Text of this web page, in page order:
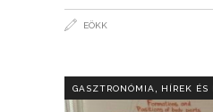
EÖKK
GASZTRONÓMIA HÍREK ÉS